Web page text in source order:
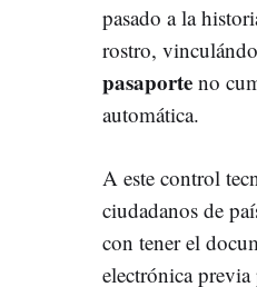
pasado a la
rostro,
pasaporte no
automática.
A este control
ciudadanos de
con tener el
electrónica previa